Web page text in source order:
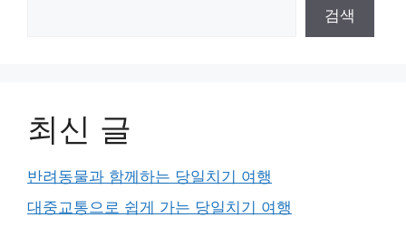
검색
최신 글
반려동물과 함께하는 당일치기 여행
대중교통으로 쉽게 가는 당일치기 여행